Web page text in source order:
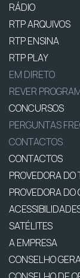
RÁDIO
RTP ARQUIVOS
RTP ENSINA
RTP PLAY
EM DIRETO
REVER
CONCURSOS
PERGUNTAS
CONTACTOS
CONTACTOS
PROVEDORA DO
PROVEDORA DO
SATÉLITES
A EMPRESA
CONSELHO